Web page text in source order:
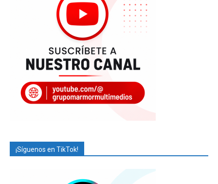
¡Síguenos en TikTok!